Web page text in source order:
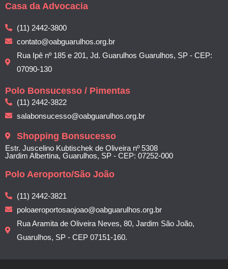
Casa da Advocacia
(11) 2442-3800
contato@oabguarulhos.org.br
Rua Ipê nº 185 e 201, Jd. Guarulhos Guarulhos, SP - CEP:
07090-130
Polo Bonsucesso / Pimentas
(11) 2442-3822
salabonsucesso@oabguarulhos.org.br
Shopping Bonsucesso
Estr. Juscelino Kubtischek de Oliveira nº 5308
Jardim Albertina, Guarulhos, SP - CEP: 07252-000
Polo Aeroporto/São João
(11) 2442-3821
poloaeroportosaojoao@oabguarulhos.org.br
Rua Aramita de Oliveira Neves, 80, Jardim São João,
Guarulhos, SP - CEP 07151-160.